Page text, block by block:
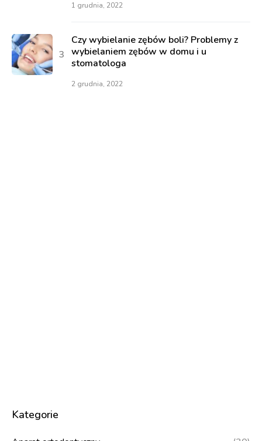
1 grudnia, 2022
Czy wybielanie zębów boli? Problemy z
wybielaniem zębów w domu i u
stomatologa
2 grudnia, 2022
Kategorie